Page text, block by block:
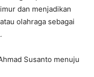
dan menjadikan
olahraga sebagai
Susanto menuju